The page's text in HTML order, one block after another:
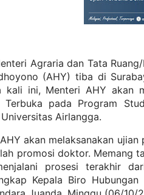
Agraria dan Tata
(AHY) tiba di
kali ini, Menteri AHY akan
pada Program
Airlangga.
akan melaksanakan
promosi doktor. Memang
prosesi terakhir
Kepala Biro